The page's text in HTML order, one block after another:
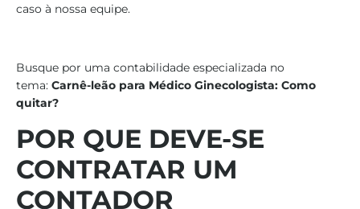
caso à nossa equipe.
Busque por uma contabilidade especializada no
tema: Carnê-leão para Médico Ginecologista: Como
quitar?
POR QUE DEVE-SE
CONTRATAR UM
CONTADOR